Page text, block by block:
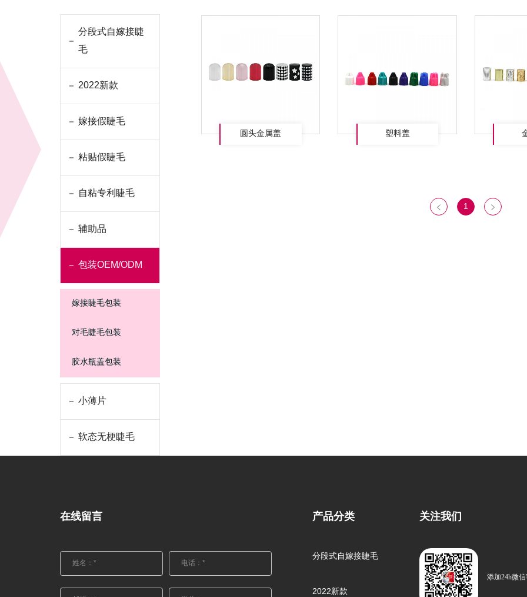
分段式自嫁接睫
毛
2022新款
嫁接假睫毛
粘贴假睫毛
自粘专利睫毛
辅助品
包装OEM/ODM
嫁接睫毛包装
对毛睫毛包装
胶水瓶盖包装
小薄片
软态无梗睫毛
圆头金属盖 塑料盖
1
在线留言 产品分类
分段式自嫁接睫毛
2022新款
关注我们
添加24h微信